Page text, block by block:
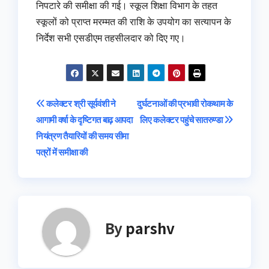
निपटारे की समीक्षा की गई। स्कूल शिक्षा विभाग के तहत
स्कूलों को प्राप्त मरम्मत की राशि के उपयोग का सत्यापन के
निर्देश सभी एसडीएम तहसीलदार को दिए गए।
Post
navigation
दुर्घटनाओं की प्रभावी रोकथाम के
लिए कलेक्टर पहुंचे सातरुण्डा
कलेक्टर श्री सूर्यवंशी ने
आगामी वर्षा के दृष्टिगत बाढ़ आपदा
नियंत्रण तैयारियों की समय सीमा
पत्रों में समीक्षा की
By parshv